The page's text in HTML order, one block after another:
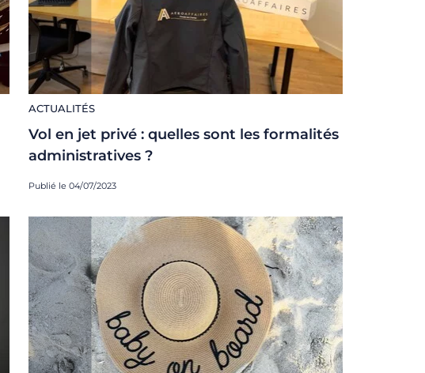
ACTUALITÉS
Vol en jet privé : quelles sont les formalités
administratives ?
Publié le 04/07/2023